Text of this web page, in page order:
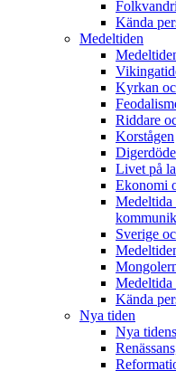
Kända
Medeltiden
Kyrkan
Riddare
Korstågen
Livet på
Ekonomi
Medeltida
Sverige
Kända
Nya tiden
Nya